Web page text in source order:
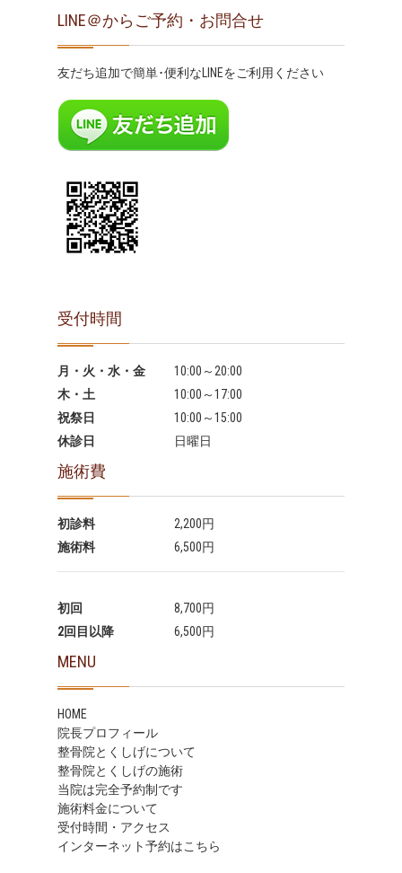
LINE＠からご予約・お問合せ
友だち追加で簡単･便利なLINEをご利用ください
受付時間
月・火・水・金
10:00～20:00
木・土
10:00～17:00
祝祭日
10:00～15:00
休診日
日曜日
施術費
初診料
2,200円
施術料
6,500円
初回
8,700円
2回目以降
6,500円
MENU
HOME
院長プロフィール
整骨院とくしげについて
整骨院とくしげの施術
当院は完全予約制です
施術料金について
受付時間・アクセス
インターネット予約はこちら